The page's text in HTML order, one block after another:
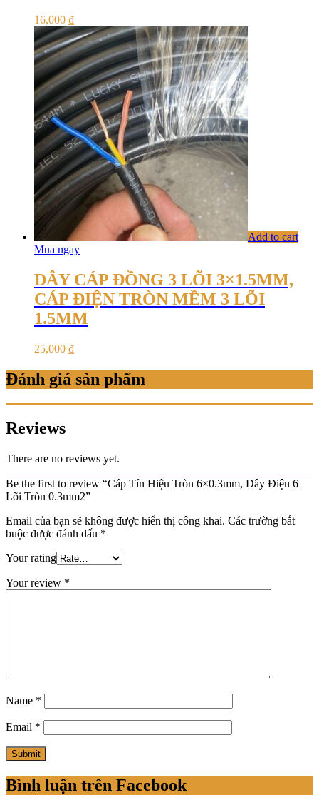
16,000 ₫
Add to cart
Mua ngay
DÂY CÁP ĐỒNG 3 LÕI 3×1.5MM,
CÁP ĐIỆN TRÒN MỀM 3 LÕI
1.5MM
25,000 ₫
Đánh giá sản phẩm
Reviews
There are no reviews yet.
Be the first to review “Cáp Tín Hiệu Tròn 6×0.3mm, Dây Điện 6
Lõi Tròn 0.3mm2”
Email của bạn sẽ không được hiển thị công khai. Các trường bắt
buộc được đánh dấu *
Your rating
Your review *
Name *
Email *
Bình luận trên Facebook